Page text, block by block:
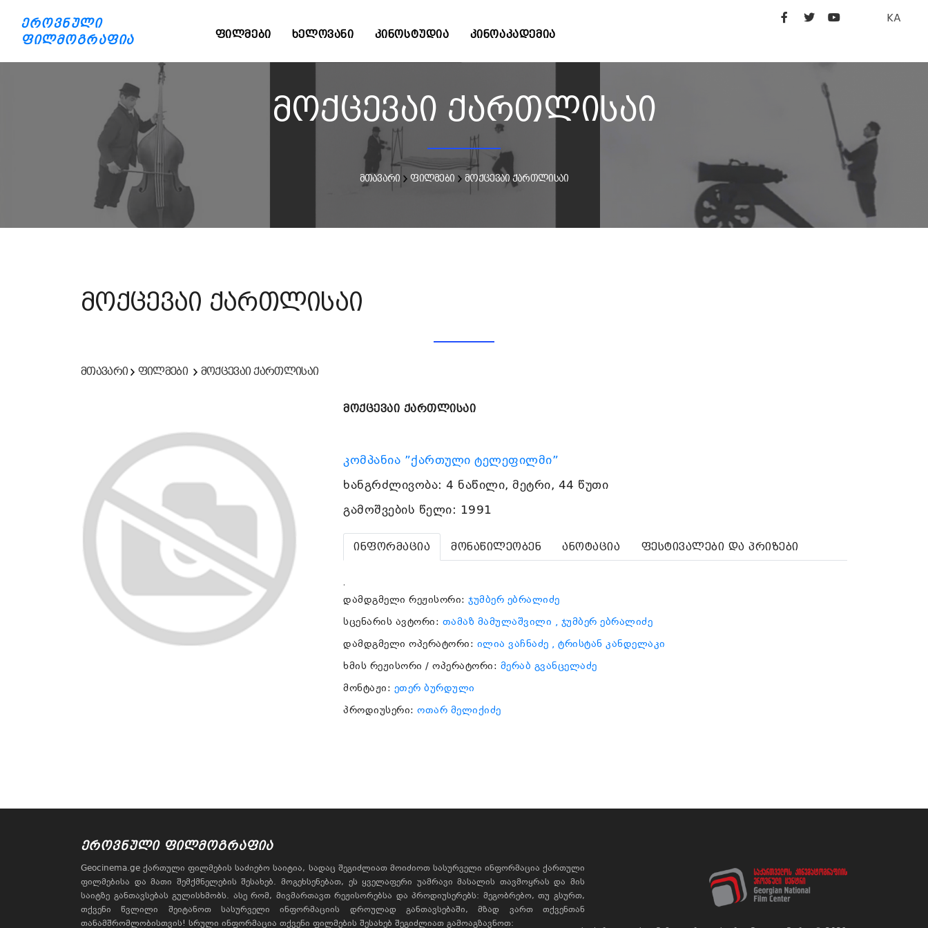
ეროვნული
ფილმოგრაფია
KA
ᲤᲘᲚᲛᲔᲑᲘ ᲮᲔᲚᲝᲕᲐᲜᲘ ᲙᲘᲜᲝᲡᲢᲣᲓᲘᲐ ᲙᲘᲜᲝᲐᲙᲐᲓᲔᲛᲘᲐ
მოქცევაი ქართლისაი
მთავარი ფილმები მოქცევაი ქართლისაი
მოქცევაი ქართლისაი
მთავარი ფილმები მოქცევაი ქართლისაი
მოქცევაი ქართლისაი
კომპანია ”ქართული ტელეფილმი”
ხანგრძლივობა: 4 ნაწილი, მეტრი, 44 წუთი
გამოშვების წელი: 1991
ინფორმაცია მონაწილეობენ ანოტაცია ფესტივალები და პრიზები
.
დამდგმელი რეჟისორი: ჯუმბერ ებრალიძე
სცენარის ავტორი: თამაზ მამულაშვილი
, ჯუმბერ ებრალიძე
დამდგმელი ოპერატორი: ილია ვაჩნაძე
, ტრისტან კანდელაკი
ხმის რეჟისორი / ოპერატორი: მერაბ გვანცელაძე
მონტაჟი: ეთერ ბურდული
პროდიუსერი: ოთარ მელიქიძე
ᲔᲠᲝᲕᲜᲣᲚᲘ ᲤᲘᲚᲛᲝᲒᲠᲐᲤᲘᲐ
Geocinema.ge ქართული ფილმების საძიებო საიტია, სადაც შეგიძლიათ მოიძიოთ სასურველი ინფორმაცია ქართული
ფილმებისა და მათი შემქმნელების შესახებ. მოგეხსენებათ, ეს ყველაფერი უამრავი მასალის თავმოყრას და მის
საიტზე განთავსებას გულისხმობს. ასე რომ, მივმართავთ რეჟისორებსა და პროდიუსერებს: მეგობრებო, თუ გსურთ,
თქვენი წვლილი შეიტანოთ სასურველი ინფორმაციის დროულად განთავსებაში, მზად ვართ თქვენთან
თანამშრომლობისთვის! სრული ინფორმაცია თქვენი ფილმების შესახებ შეგიძლიათ გამოაგზავნოთ: